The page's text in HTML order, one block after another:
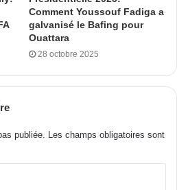
remercie chacune et chacun de
et je souhaite que l’élection
ayons les résultats, en tout
Comment Youssouf Fadiga a
galvanisé le Bafing pour
Ouattara
28 octobre 2025
publiée. Les champs obligatoires sont